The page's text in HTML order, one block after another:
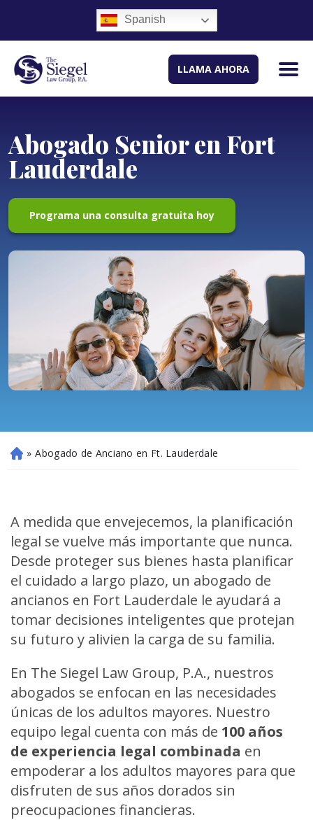
Spanish
LLAMA AHORA
Abogado Senior en Fort
Lauderdale
Programa una consulta gratuita hoy
Ini » Abogado de Anciano en Ft. Lauderdale
A medida que envejecemos, la planificación
legal se vuelve más importante que nunca.
Desde proteger sus bienes hasta planificar
el cuidado a largo plazo, un abogado de
ancianos en Fort Lauderdale le ayudará a
tomar decisiones inteligentes que protejan
su futuro y alivien la carga de su familia.
En The Siegel Law Group, P.A., nuestros
abogados se enfocan en las necesidades
únicas de los adultos mayores. Nuestro
equipo legal cuenta con más de 100 años
de experiencia legal combinada en
empoderar a los adultos mayores para que
disfruten de sus años dorados sin
preocupaciones financieras.